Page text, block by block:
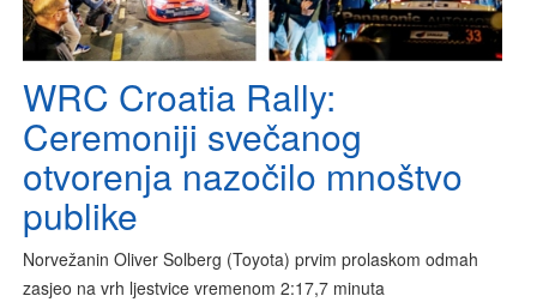
WRC Croatia Rally:
Ceremoniji svečanog
otvorenja nazočilo mnoštvo
publike
Norvežanin Oliver Solberg (Toyota) prvim prolaskom odmah
zasjeo na vrh ljestvice vremenom 2:17,7 minuta